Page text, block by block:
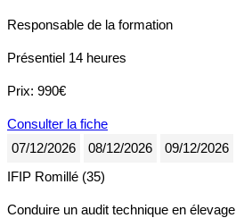
Responsable de la formation
Présentiel 14 heures
Prix: 990€
Consulter la fiche
07/12/2026
08/12/2026 09/12/2026
IFIP Romillé (35)
Conduire un audit technique en